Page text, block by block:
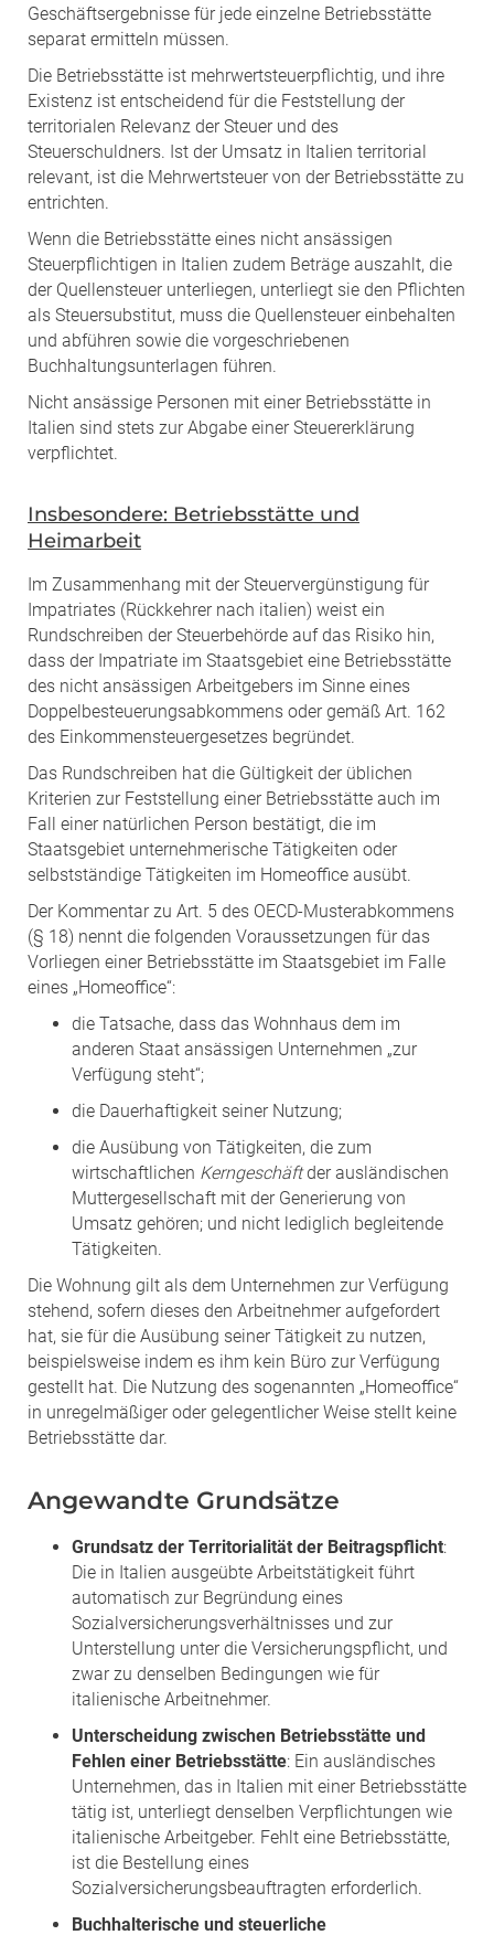
Geschäftsergebnisse für jede einzelne Betriebsstätte
separat ermitteln müssen.
Die Betriebsstätte ist mehrwertsteuerpflichtig, und ihre
Existenz ist entscheidend für die Feststellung der
territorialen Relevanz der Steuer und des
Steuerschuldners. Ist der Umsatz in Italien territorial
relevant, ist die Mehrwertsteuer von der Betriebsstätte zu
entrichten.
Wenn die Betriebsstätte eines nicht ansässigen
Steuerpflichtigen in Italien zudem Beträge auszahlt, die
der Quellensteuer unterliegen, unterliegt sie den Pflichten
als Steuersubstitut, muss die Quellensteuer einbehalten
und abführen sowie die vorgeschriebenen
Buchhaltungsunterlagen führen.
Nicht ansässige Personen mit einer Betriebsstätte in
Italien sind stets zur Abgabe einer Steuererklärung
verpflichtet.
Insbesondere: Betriebsstätte und
Heimarbeit
Im Zusammenhang mit der Steuervergünstigung für
Impatriates (Rückkehrer nach italien) weist ein
Rundschreiben der Steuerbehörde auf das Risiko hin,
dass der Impatriate im Staatsgebiet eine Betriebsstätte
des nicht ansässigen Arbeitgebers im Sinne eines
Doppelbesteuerungsabkommens oder gemäß Art. 162
des Einkommensteuergesetzes begründet.
Das Rundschreiben hat die Gültigkeit der üblichen
Kriterien zur Feststellung einer Betriebsstätte auch im
Fall einer natürlichen Person bestätigt, die im
Staatsgebiet unternehmerische Tätigkeiten oder
selbstständige Tätigkeiten im Homeoffice ausübt.
Der Kommentar zu Art. 5 des OECD-Musterabkommens
(§ 18) nennt die folgenden Voraussetzungen für das
Vorliegen einer Betriebsstätte im Staatsgebiet im Falle
eines „Homeoffice“:
die Tatsache, dass das Wohnhaus dem im
anderen Staat ansässigen Unternehmen „zur
Verfügung steht“;
die Dauerhaftigkeit seiner Nutzung;
die Ausübung von Tätigkeiten, die zum
wirtschaftlichen Kerngeschäftder ausländischen
Muttergesellschaft mit der Generierung von
Umsatz gehören; und nicht lediglich begleitende
Tätigkeiten.
Die Wohnung gilt als dem Unternehmen zur Verfügung
stehend, sofern dieses den Arbeitnehmer aufgefordert
hat, sie für die Ausübung seiner Tätigkeit zu nutzen,
beispielsweise indem es ihm kein Büro zur Verfügung
gestellt hat. Die Nutzung des sogenannten „Homeoffice“
in unregelmäßiger oder gelegentlicher Weise stellt keine
Betriebsstätte dar.
Angewandte Grundsätze
Grundsatz der Territorialität der Beitragspflicht:
Die in Italien ausgeübte Arbeitstätigkeit führt
automatisch zur Begründung eines
Sozialversicherungsverhältnisses und zur
Unterstellung unter die Versicherungspflicht, und
zwar zu denselben Bedingungen wie für
italienische Arbeitnehmer.
Unterscheidung zwischen Betriebsstätte und
Fehlen einer Betriebsstätte: Ein ausländisches
Unternehmen, das in Italien mit einer Betriebsstätte
tätig ist, unterliegt denselben Verpflichtungen wie
italienische Arbeitgeber. Fehlt eine Betriebsstätte,
ist die Bestellung eines
Sozialversicherungsbeauftragten erforderlich.
Buchhalterische und steuerliche